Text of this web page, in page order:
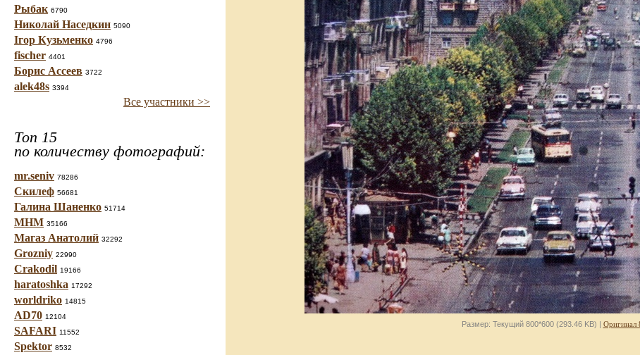
Рыбак 6790
Николай Наседкин 5090
Ігор Кузьменко 4796
fischer 4401
Борис Ассеев 3722
alek48s 3394
Все участники >>
Топ 15
по количеству фотографий:
mr.seniv 78286
Скилеф 56681
Галина Шаненко 51714
МНМ 35166
Магаз Анатолий 32292
Grozniy 22990
Crakodil 19166
haratoshka 17292
worldriko 14815
AD70 12104
SAFARI 11552
Spektor 8532
Размер: Текущий 800*600 (293.46 KB) | Оригинал